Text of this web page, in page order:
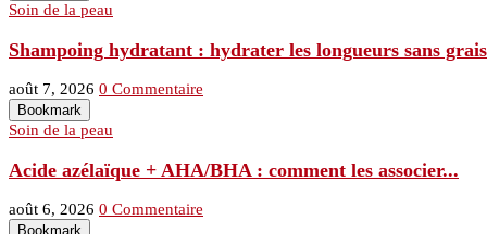
Soin de la peau
Shampoing hydratant : hydrater les longueurs sans
août 7, 2026 0 Commentaire
Bookmark
Soin de la peau
Acide azélaïque + AHA/BHA : comment les associer...
août 6, 2026 0 Commentaire
Bookmark